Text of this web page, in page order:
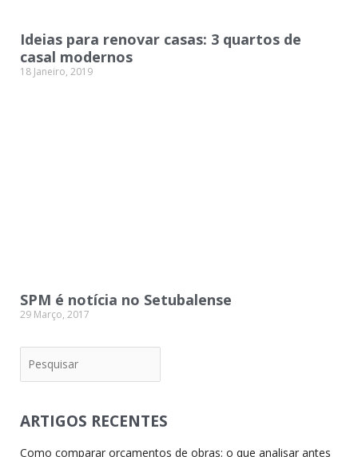
Ideias para renovar casas: 3 quartos de
casal modernos
18 Janeiro, 2019
SPM é notícia no Setubalense
29 Março, 2017
ARTIGOS RECENTES
Como comparar orçamentos de obras: o que analisar antes